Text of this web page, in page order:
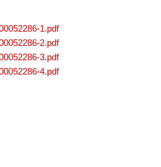
1.pdf
2.pdf
3.pdf
4.pdf